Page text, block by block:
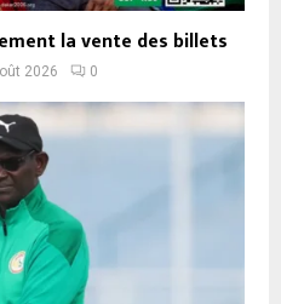
la vente des billets
2026 0